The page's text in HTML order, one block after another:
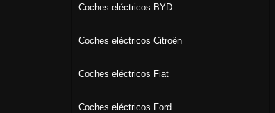
Coches eléctricos BYD
Coches eléctricos Citroën
Coches eléctricos Fiat
Coches eléctricos Ford